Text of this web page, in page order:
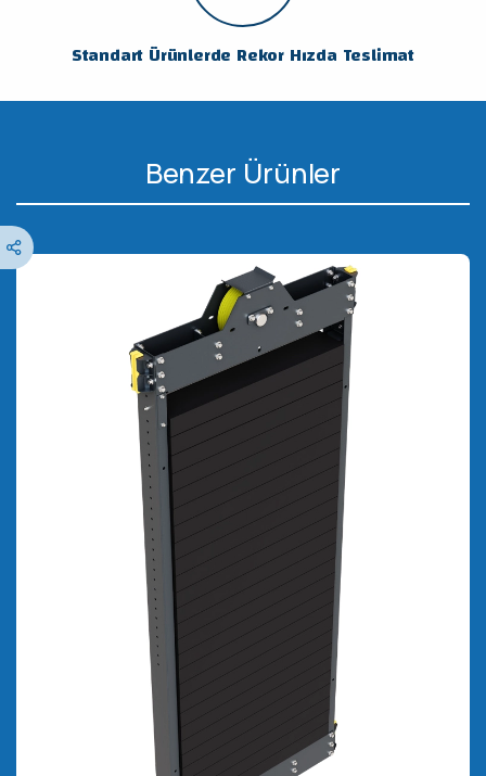
Standart Ürünlerde Rekor Hızda Teslimat
Benzer Ürünler